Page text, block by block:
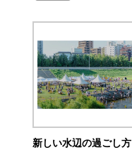
新しい水辺の過ごし方